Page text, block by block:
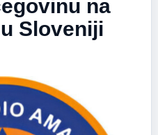
na
Sloveniji